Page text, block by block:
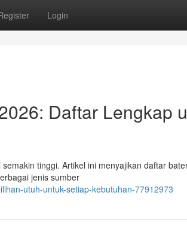
Login
Daftar Lengkap
tinggi. Artikel ini menyajikan daftar
jenis sumber
utuh-untuk-setiap-kebutuhan-77912973